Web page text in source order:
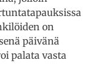
on
päivänä
palata vasta